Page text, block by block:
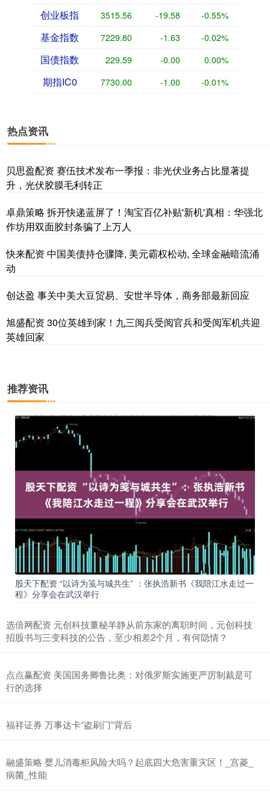
创业板指 3515.56 -19.58 -0.55%
基金指数 7229.80 -1.63 -0.02%
国债指数 229.59 -0.00 0.00%
期指IC0 7730.00 -1.00 -0.01%
热点资讯
贝思盈配资 赛伍技术发布一季报：非光伏业务占比显著提
升，光伏胶膜毛利转正
卓鼎策略 拆开快递蓝屏了！淘宝百亿补贴'新机'真相：华强北
作坊用双面胶封条骗了上万人
快来配资 中国美债持仓骤降, 美元霸权松动, 全球金融暗流涌
动
创达盈 事关中美大豆贸易、安世半导体，商务部最新回应
旭盛配资 30位英雄到家！九三阅兵受阅官兵和受阅军机共迎
英雄回家
推荐资讯
股天下配资 “以诗为笺与城共生” ：张执浩新书《我陪江水走过一
程》分享会在武汉举行
选倍网配资 元创科技董秘羊静从前东家的离职时间，元创科技
招股书与三变科技的公告，至少相差2个月，有何隐情？
点点赢配资 美国国务卿鲁比奥：对俄罗斯实施更严厉制裁是可
行的选择
福祥证券 万事达卡“盗刷门”背后
融盛策略 婴儿消毒柜风险大吗？起底四大危害重灾区！_宫菱_
病菌_性能